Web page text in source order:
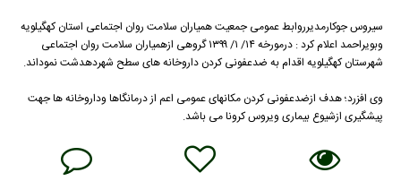
سیروس جوکارمدیرروابط عمومی جمعیت همیاران سلامت روان اجتماعی استان کهگیلویه
وبویراحمد اعلام کرد : درمورخه ۱۴/ ۱/ ۱۳۹۹ گروهی ازهمیاران سلامت روان اجتماعی
شهرستان کهگیلویه اقدام به ضدعفونی کردن داروخانه های سطح شهردهدشت نموداند.
وی افزرد؛ هدف ازضدعفونی کردن مکانهای عمومی اعم از درمانگاها وداروخانه ها جهت
پیشگیری ازشیوع بیماری ویروس کرونا می باشد.